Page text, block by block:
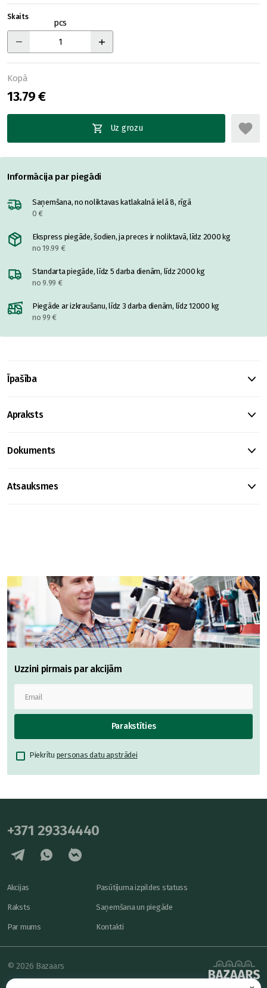
Skaits
pcs
Kopā
13.79 €
Uz grozu
Informācija par piegādi
Saņemšana, no noliktavas katlakalnā ielā 8, rīgā
0 €
Ekspress piegāde, šodien, ja preces ir noliktavā, līdz 2000 kg
no 19.99 €
Standarta piegāde, līdz 5 darba dienām, līdz 2000 kg
no 9.99 €
Piegāde ar izkraušanu, līdz 3 darba dienām, līdz 12000 kg
no 99 €
Īpašība
Apraksts
Dokuments
Atsauksmes
Uzzini pirmais par akcijām
Parakstīties
Piekrītu personas datu apstrādei
+371 29334440
Akcijas
Raksts
Par mums
Pasūtījuma izpildes statuss
Saņemšana un piegāde
Kontakti
© 2026 Bazaars